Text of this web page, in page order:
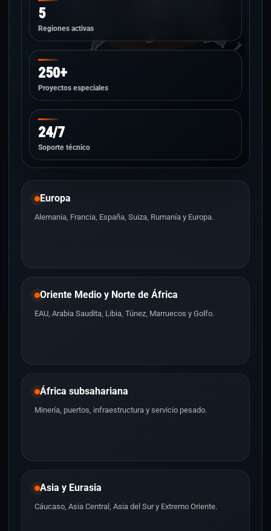
5
Regiones activas
250+
Proyectos especiales
24/7
Soporte técnico
Europa
Alemania, Francia, España, Suiza, Rumanía y Europa.
Oriente Medio y Norte de África
EAU, Arabia Saudita, Libia, Túnez, Marruecos y Golfo.
África subsahariana
Minería, puertos, infraestructura y servicio pesado.
Asia y Eurasia
Cáucaso, Asia Central, Asia del Sur y Extremo Oriente.